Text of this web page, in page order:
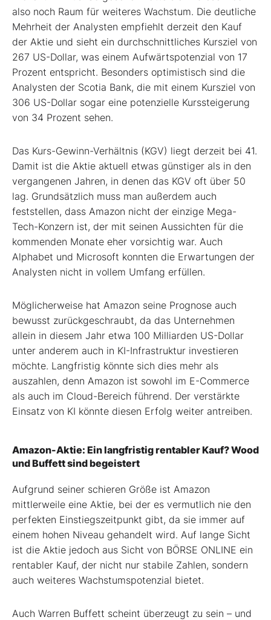
also noch Raum für weiteres Wachstum. Die deutliche
Mehrheit der Analysten empfiehlt derzeit den Kauf
der Aktie und sieht ein durchschnittliches Kursziel von
267 US-Dollar, was einem Aufwärtspotenzial von 17
Prozent entspricht. Besonders optimistisch sind die
Analysten der Scotia Bank, die mit einem Kursziel von
306 US-Dollar sogar eine potenzielle Kurssteigerung
von 34 Prozent sehen.
Das Kurs-Gewinn-Verhältnis (KGV) liegt derzeit bei 41.
Damit ist die Aktie aktuell etwas günstiger als in den
vergangenen Jahren, in denen das KGV oft über 50
lag. Grundsätzlich muss man außerdem auch
feststellen, dass Amazon nicht der einzige Mega-
Tech-Konzern ist, der mit seinen Aussichten für die
kommenden Monate eher vorsichtig war. Auch
Alphabet und Microsoft konnten die Erwartungen der
Analysten nicht in vollem Umfang erfüllen.
Möglicherweise hat Amazon seine Prognose auch
bewusst zurückgeschraubt, da das Unternehmen
allein in diesem Jahr etwa 100 Milliarden US-Dollar
unter anderem auch in KI-Infrastruktur investieren
möchte. Langfristig könnte sich dies mehr als
auszahlen, denn Amazon ist sowohl im E-Commerce
als auch im Cloud-Bereich führend. Der verstärkte
Einsatz von KI könnte diesen Erfolg weiter antreiben.
Amazon-Aktie: Ein langfristig rentabler Kauf? Wood
und Buffett sind begeistert
Aufgrund seiner schieren Größe ist Amazon
mittlerweile eine Aktie, bei der es vermutlich nie den
perfekten Einstiegszeitpunkt gibt, da sie immer auf
einem hohen Niveau gehandelt wird. Auf lange Sicht
ist die Aktie jedoch aus Sicht von BÖRSE ONLINE ein
rentabler Kauf, der nicht nur stabile Zahlen, sondern
auch weiteres Wachstumspotenzial bietet.
Auch Warren Buffett scheint überzeugt zu sein – und